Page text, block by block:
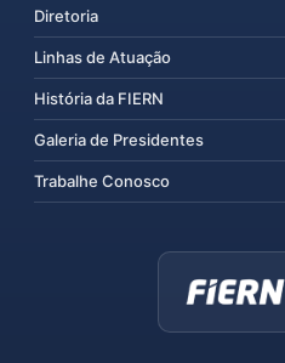
Diretoria
Linhas de Atuação
História da FIERN
Galeria de Presidentes
Trabalhe Conosco